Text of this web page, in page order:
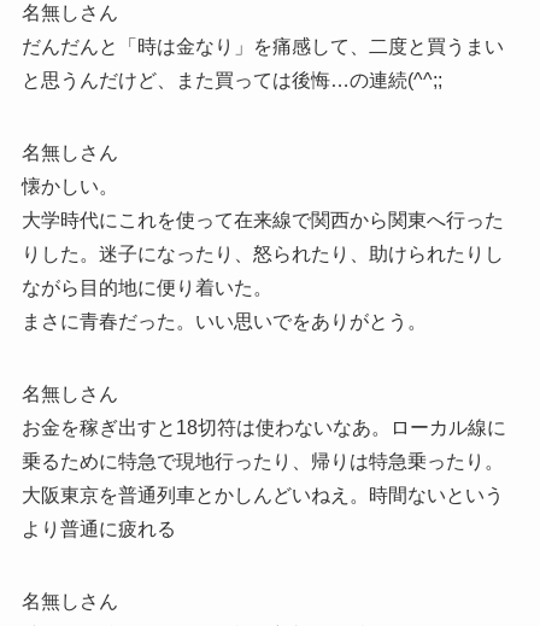
名無しさん
だんだんと「時は金なり」を痛感して、二度と買うまい
と思うんだけど、また買っては後悔…の連続(^^;;
名無しさん
懐かしい。
大学時代にこれを使って在来線で関西から関東へ行った
りした。迷子になったり、怒られたり、助けられたりし
ながら目的地に便り着いた。
まさに青春だった。いい思いでをありがとう。
名無しさん
お金を稼ぎ出すと18切符は使わないなあ。ローカル線に
乗るために特急で現地行ったり、帰りは特急乗ったり。
大阪東京を普通列車とかしんどいねえ。時間ないという
より普通に疲れる
名無しさん